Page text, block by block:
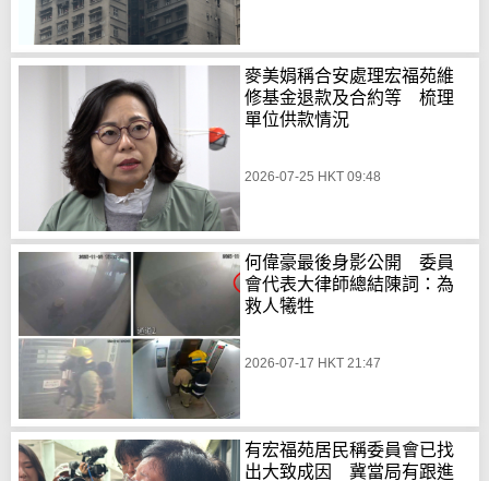
麥美娟稱合安處理宏福苑維
修基金退款及合約等 梳理
單位供款情況
2026-07-25 HKT 09:48
何偉豪最後身影公開 委員
會代表大律師總結陳詞：為
救人犧牲
2026-07-17 HKT 21:47
有宏福苑居民稱委員會已找
出大致成因 冀當局有跟進